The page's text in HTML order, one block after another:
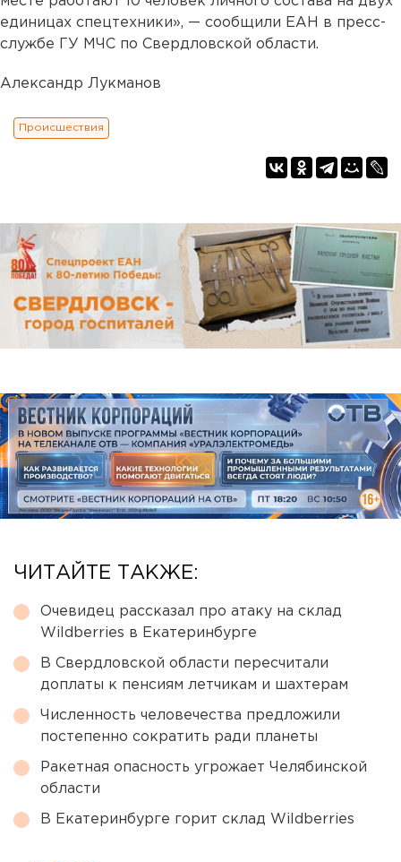
единицах спецтехники», — сообщили ЕАН в пресс-
службе ГУ МЧС по Свердловской области.
Александр Лукманов
Происшествия
ЧИТАЙТЕ ТАКЖЕ:
Очевидец рассказал про атаку на склад
Wildberries в Екатеринбурге
В Свердловской области пересчитали
доплаты к пенсиям летчикам и шахтерам
Численность человечества предложили
постепенно сократить ради планеты
Ракетная опасность угрожает Челябинской
области
В Екатеринбурге горит склад Wildberries